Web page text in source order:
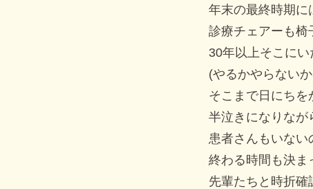
年末の最終時期に
診療チェアーも椅
30年以上そこにい
(やるかやらない
そこまで日にち
半泣きになりなが
患者さんもいない
終わる時間も決ま
先輩たちと時折確